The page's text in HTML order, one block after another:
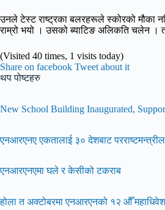
उनले टेस्ट राष्ट्रका बलरहरूले स्कोरको मौका
राम्रो भयो । उसको ब्याटिङ अलिकति चलेन ।
(Visited 40 times, 1 visits today)
Share on facebook Tweet about it
थप पोष्टहरु
New School Building Inaugurated,
एनआरएनए एकतालाई ३० देशबाट
एनआरएनएमा घले र केसीको टकराब
होला त अक्टोबरमा एनआरएनको १२ औँ